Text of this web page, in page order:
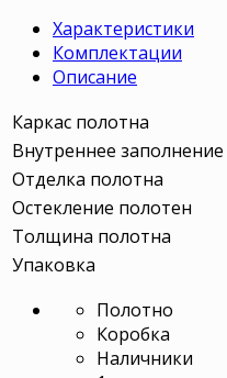
Характеристики
Комплектации
Описание
Каркас полотна
Внутреннее заполнение
Отделка полотна
Остекление полотен
Толщина полотна
Упаковка
Полотно
Коробка
Наличники